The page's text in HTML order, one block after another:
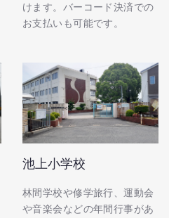
けます。バーコード決済での
お支払いも可能です。
池上小学校
林間学校や修学旅行、運動会
や音楽会などの年間行事があ